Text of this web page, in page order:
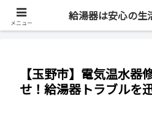
最短即日・全国対応
【玉野市】電気温水器
せ！給湯器トラブルを
メニュー
給湯器は安心の生